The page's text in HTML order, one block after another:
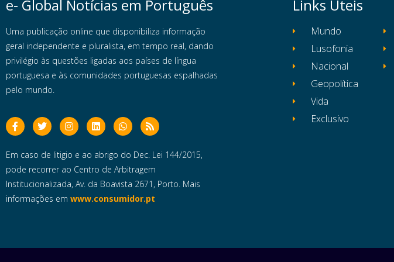
e- Global Notícias em Português
Uma publicação online que disponibiliza informação
geral independente e pluralista, em tempo real, dando
privilégio às questões ligadas aos países de língua
portuguesa e às comunidades portuguesas espalhadas
pelo mundo.
Em caso de litigio e ao abrigo do Dec. Lei 144/2015,
pode recorrer ao Centro de Arbitragem
Institucionalizada, Av. da Boavista 2671, Porto. Mais
informações em www.consumidor.pt
Links Úteis
Mundo
Lusofonia
Nacional
Geopolítica
Vida
Exclusivo